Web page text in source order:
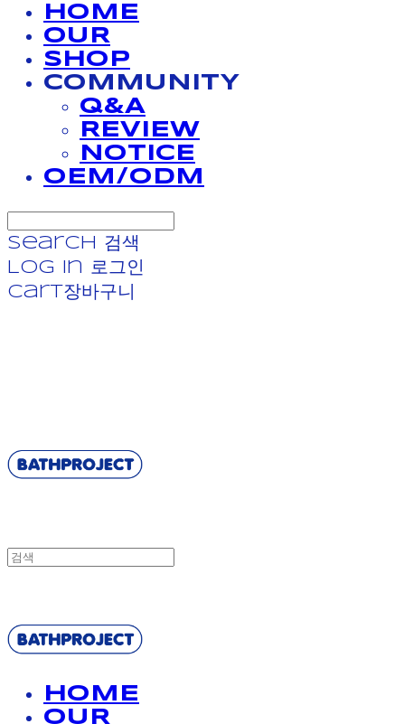
HOME
OUR
SHOP
COMMUNITY
Q&A
REVIEW
NOTICE
OEM/ODM
Search
검색
Log In
로그인
Cart장바구니
HOME
OUR